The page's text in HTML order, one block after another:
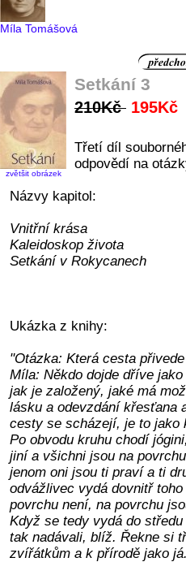
Míla Tomášová
zvětšit obrázek
Setkání 3
210Kč 195Kč
Třetí díl
odpovědí na
Názvy kapitol:
Vnitřní krása
Kaleidoskop života
Setkání v Rokycanech
Ukázka z knihy:
"Otázka: Která cesta
Míla: Někdo dojde dříve
jak je založený, jaké má
lásku a odevzdání křesťana
cesty se scházejí, je to jako
Po obvodu kruhu chodí
jiní a všichni jsou na
jenom oni jsou ti praví a ti
odvážlivec vydá dovnitř
povrchu není, na povrchu
Když se tedy vydá do
tak nadávali, blíž. Řekne si
zvířátkům a k přírodě jako